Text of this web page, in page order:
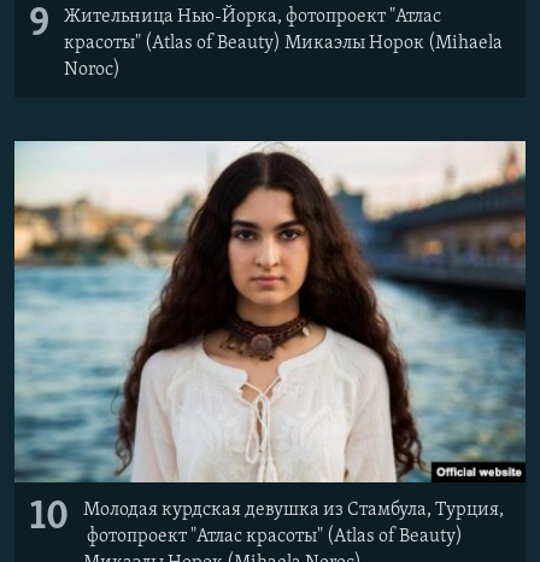
9
Жительница Нью-Йорка, фотопроект "Атлас
красоты" (Atlas of Beauty) Микаэлы Норок (Mihaela
Noroc)
10
Молодая курдская девушка из Стамбула, Турция,
фотопроект "Атлас красоты" (Atlas of Beauty)